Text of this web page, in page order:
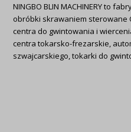
NINGBO BLIN MACHINERY to
obróbki skrawaniem sterowane
centra do gwintowania i
centra tokarsko-frezarskie,
szwajcarskiego, tokarki do